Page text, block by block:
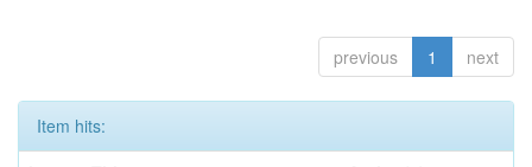
previous 1 next
Item hits: